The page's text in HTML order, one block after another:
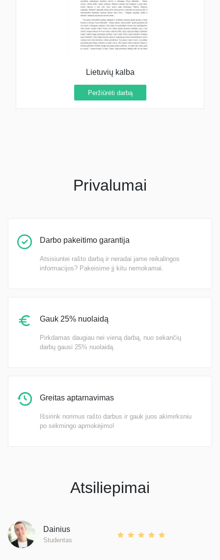
Lietuvių kalba
Peržiūrėti darbą
Privalumai
Darbo pakeitimo garantija
Atsisiuntei rašto darbą ir neradai jame reikalingos
informacijos? Pakeisime jį kitu nemokamai.
Gauk 25% nuolaidą
Pirkdamas daugiau nei vieną darbą, nuo sekančių
darbų gausi 25% nuolaidą.
Greitas aptarnavimas
Išsirink norimus rašto darbus ir gauk juos akimirksniu
po sėkmingo apmokėjimo!
Atsiliepimai
Dainius
Studentas